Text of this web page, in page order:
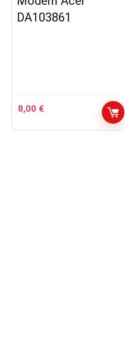
DA103861
8,00 €